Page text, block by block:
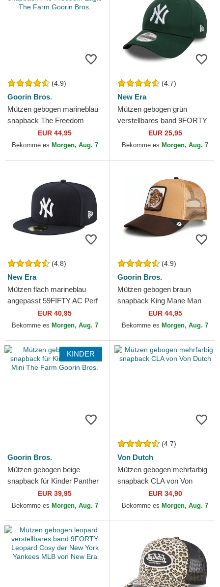
(4.9)
Goorin Bros.
Mützen gebogen marineblau
snapback The Freedom
Eagle The Farm Goorin Bros.
EUR 44,95
Bekomme es Morgen, Aug. 7
(4.7)
New Era
Mützen gebogen grün
verstellbares band 9FORTY
League Essential der New
York Yankees MLB von New
EUR 25,95
Bekomme es Morgen, Aug. 7
(4.8)
New Era
Mützen flach marineblau
angepasst 59FIFTY AC Perf
der New York Yankees MLB
von New Era
EUR 40,95
Bekomme es Morgen, Aug. 7
(4.9)
Goorin Bros.
Mützen gebogen braun
snapback King Mane Man
The Farm Goorin Bros.
EUR 44,95
Bekomme es Morgen, Aug. 7
KINDER
Goorin Bros.
Mützen gebogen beige
snapback für Kinder Panther
Mini The Farm Goorin Bros.
EUR 39,95
Bekomme es Morgen, Aug. 7
(4.7)
Von Dutch
Mützen gebogen mehrfarbig
snapback CLA von Von
EUR 34,90
Bekomme es Morgen, Aug. 7